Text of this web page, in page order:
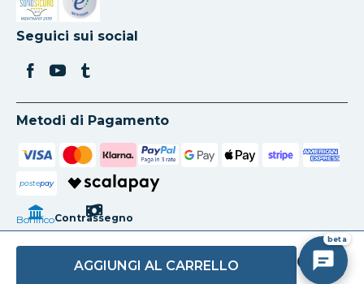
AGGIUNGI AL CARRELLO
Si apre in una nuova scheda
Si apre in una nuova scheda
Seguici sui social
Metodi di Pagamento
postepay
BonificoContrassegno
beta